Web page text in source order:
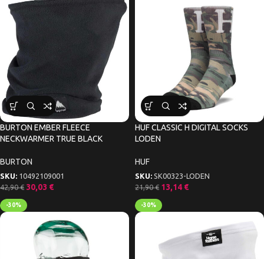
BURTON EMBER FLEECE
NECKWARMER TRUE BLACK
BURTON
SKU: 10492109001
42,90€ 30,03 €
HUF CLASSIC H DIGITAL SOCKS
LODEN
HUF
SKU: SK00323-LODEN
21,90€ 13,14 €
-30% -30%